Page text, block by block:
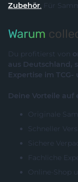
Zubehör. Für
Warum
Du profitierst von
aus Deutschland,
Expertise im
Deine Vorteile auf
Originale
Schneller
Sichere
Fachliche
Online-Shop